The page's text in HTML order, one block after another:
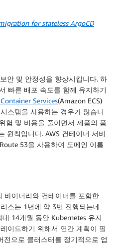
for stateless ArgoCD
안 및 안정성을 향상시킵니다. 하
빠른 배포 속도를 함께 유지하기
Services(Amazon ECS)
스템을 사용하는 경우가 많습니
험 및 비용을 줄이면서 제품의 품
원칙입니다. AWS 컨테이너 서비
53을 사용하여 도메인 이름
바이너리와 컨테이너를 포함한
스는 1년에 약 3번 진행되는데
14개월 동안 Kubernetes 유지
이드하기 위해서 연간 계획이 필
전으로 클러스터를 정기적으로 업